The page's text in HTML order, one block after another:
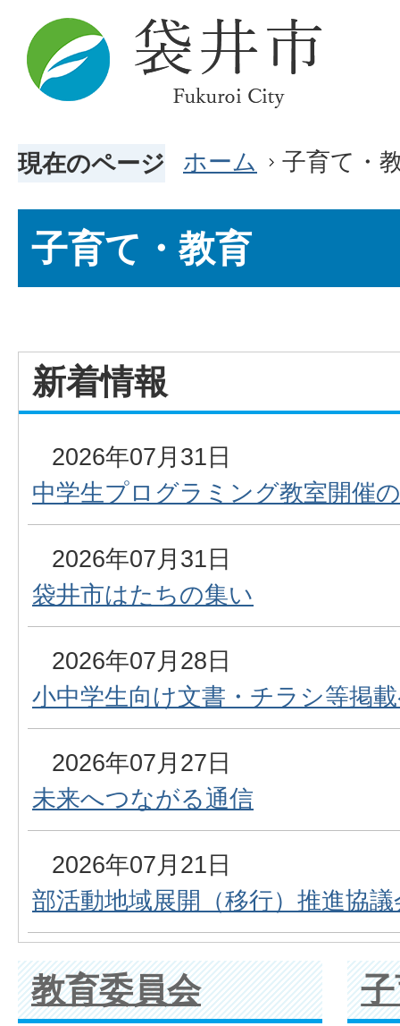
現在のページ ホーム 子育て・
子育て・教育
新着情報
2026年07月31日
中学生プログラミング教室開催
2026年07月31日
袋井市はたちの集い
2026年07月28日
小中学生向け文書・チラシ等掲
2026年07月27日
未来へつながる通信
2026年07月21日
部活動地域展開（移行）推進協議
教育委員会